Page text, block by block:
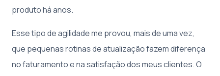
produto há anos.
Esse tipo de agilidade me provou, mais de uma vez,
que pequenas rotinas de atualização fazem diferença
no faturamento e na satisfação dos meus clientes. O